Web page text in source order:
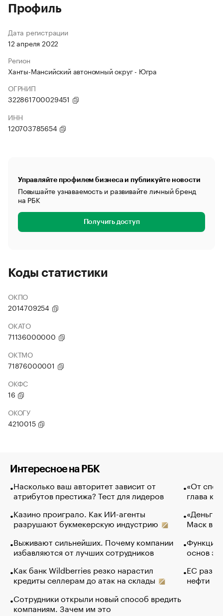
Профиль
Дата регистрации
12 апреля 2022
Регион
Ханты-Мансийский автономный округ - Югра
ОГРНИП
322861700029451
ИНН
120703785654
Управляйте профилем бизнеса и публикуйте новости
Повышайте узнаваемость и развивайте личный бренд
на РБК
Получить доступ
Коды статистики
ОКПО
2014709254
ОКАТО
71136000000
ОКТМО
71876000001
ОКФС
16
ОКОГУ
4210015
Интересное на РБК
Насколько ваш авторитет зависит от
атрибутов престижа? Тест для лидеров
Казино проиграло. Как ИИ-агенты
разрушают букмекерскую индустрию
Выживают сильнейших. Почему компании
избавляются от лучших сотрудников
Как банк Wildberries резко нарастил
кредиты селлерам до атак на склады
Сотрудники открыли новый способ вредить
компаниям. Зачем им это
«От
глава
«Деньги
Маск в
Функции
основ
ЕС
нефти